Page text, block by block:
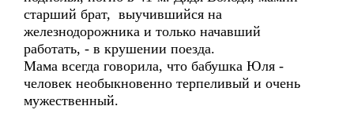
старший брат, выучившийся на
железнодорожника и только начавший
работать, - в крушении поезда.
Мама всегда говорила, что бабушка Юля -
человек необыкновенно терпеливый и очень
мужественный.